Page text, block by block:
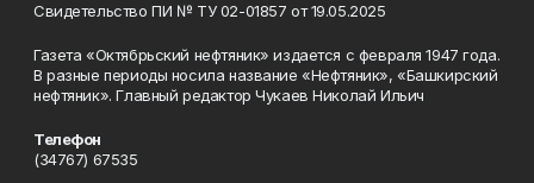
Свидетельство ПИ № ТУ 02-01857 от 19.05.2025
Газета «Октябрьский нефтяник» издается с февраля 1947 года.
В разные периоды носила название «Нефтяник», «Башкирский
нефтяник». Главный редактор Чукаев Николай Ильич
Телефон
(34767) 67535